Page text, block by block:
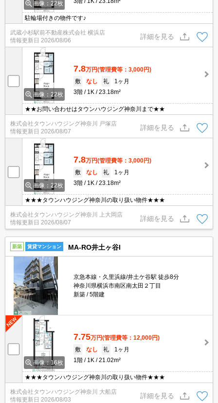
画像：22枚
駐輪場付きの物件です♪
武蔵小杉駅前不動産株式会社 横浜店
情報更新日 2026/08/06
詳細を見る
画像：22枚
7.8万円(管理費等：3,000円)
敷
なし 礼
1ヶ月
3階
1K 23.18m²
★★お問い合わせはタウンハウジング神奈川まで★★
株式会社タウンハウジング神奈川 戸塚店
情報更新日 2026/08/07
詳細を見る
画像：22枚
7.8万円(管理費等：3,000円)
敷
なし 礼
1ヶ月
3階
1K 23.18m²
★★★タウンハウジング神奈川の取り扱い物件★★★
株式会社タウンハウジング神奈川 上大岡店
情報更新日 2026/08/07
詳細を見る
新築 賃貸マンション MA-RO井土ヶ谷I
京急本線・久里浜線/井土ケ谷駅 徒歩8分
神奈川県横浜市南区南太田２丁目
新築
5階建
画像：16枚
7.75万円(管理費等：12,000円)
敷
なし 礼
1ヶ月
1階
1K 21.02m²
★★★タウンハウジング神奈川の取り扱い物件★★★
株式会社タウンハウジング神奈川 大船店
情報更新日 2026/08/03
詳細を見る